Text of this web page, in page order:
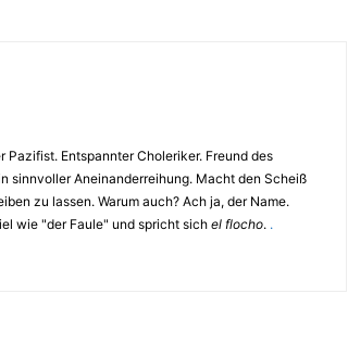
Entspannter Choleriker. Freund des
sinnvoller Aneinanderreihung. Macht den Scheiß
zu lassen. Warum auch? Ach ja, der Name.
wie "der Faule" und spricht sichel flocho. .